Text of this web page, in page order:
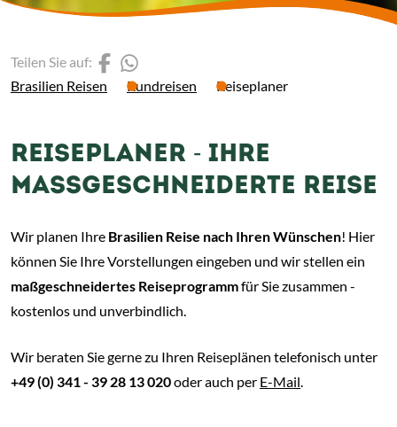
Brasilien Reisen Rundreisen Reiseplaner
Teilen Sie auf: (Link öffnet einen neuen
REISEPLANER - IHRE
MASSGESCHNEIDERTE REISE
Wir planen Ihre Brasilien Reise nach Ihren Wünschen! Hier
können Sie Ihre Vorstellungen eingeben und wir stellen ein
maßgeschneidertes Reiseprogrammfür Sie zusammen -
kostenlos und unverbindlich.
Wir beraten Sie gerne zu Ihren Reiseplänen telefonisch unter
+49 (0) 341 - 39 28 13 020oder auch per E-Mail.